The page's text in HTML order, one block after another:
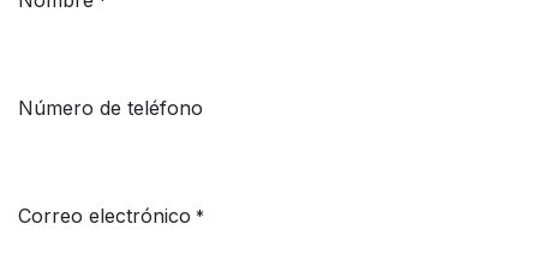
Número de teléfono
Correo electrónico *